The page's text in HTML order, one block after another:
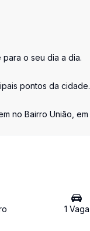
o seu dia a dia.
pontos da cidade.
no Bairro União, em
1 Vaga